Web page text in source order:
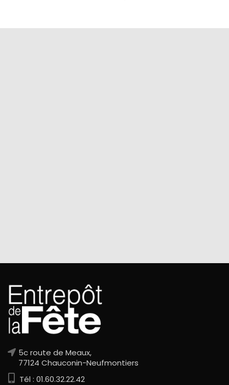
5c route de Meaux,
77124 Chauconin-Neufmontiers
Tél : 01.60.32.22.42